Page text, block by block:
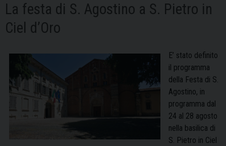
La festa di S. Agostino a S. Pietro in
Ciel d’Oro
E’ stato definito
il programma
della Festa di S.
Agostino, in
programma dal
24 al 28 agosto
nella basilica di
S. Pietro in Ciel